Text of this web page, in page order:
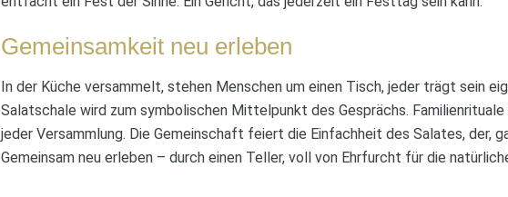
Gemeinsamkeit neu erleben
In der Küche versammelt, stehen Menschen um einen Tisch, jeder trägt sein
Salatschale wird zum symbolischen Mittelpunkt des Gesprächs.
jeder Versammlung. Die Gemeinschaft feiert die Einfachheit des Salates, der,
Gemeinsam neu erleben – durch einen Teller, voll von Ehrfurcht für die